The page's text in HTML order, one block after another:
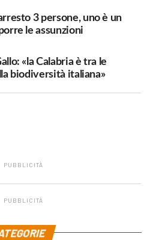
3 persone, uno è un
le assunzioni
«la Calabria è tra le
biodiversità italiana»
PUBBLICITÀ
PUBBLICITÀ